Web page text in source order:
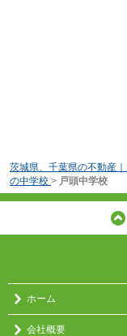
茨城県、千葉県の不動産
の中学校 > 戸頭中学校
ホーム
会社概要